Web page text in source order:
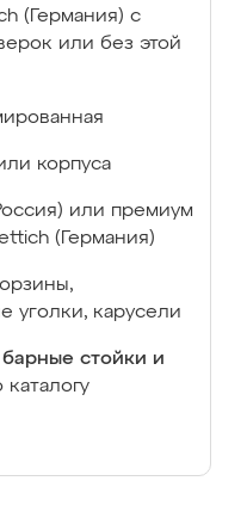
(Германия) с
или без этой
корпуса
или премиум
(Германия)
уголки, карусели
стойки и
каталогу